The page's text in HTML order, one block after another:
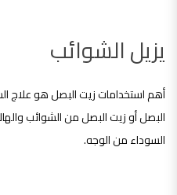
يزيل الشوائب
أهم استخدامات زيت البصل هو علاج
البصل أو زيت البصل من الشوائب
السوداء من الوجه.